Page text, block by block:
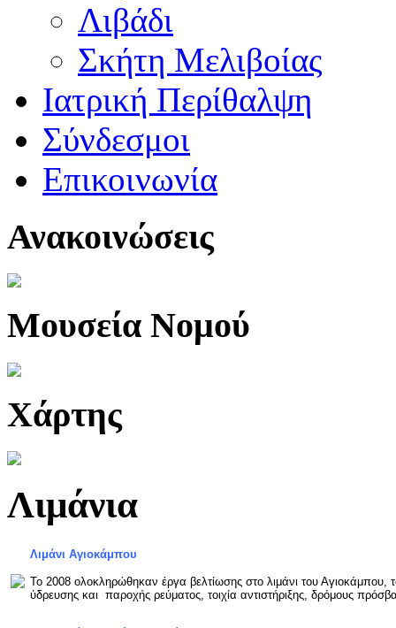
Λιβάδι
Σκήτη Μελιβοίας
Ιατρική Περίθαλψη
Σύνδεσμοι
Επικοινωνία
Ανακοινώσεις
Μουσεία Νομού
Χάρτης
Λιμάνια
Λιμάνι Αγιοκάμπου
Το 2008 ολοκληρώθηκαν έργα βελτίωσης στο λιμάνι του Αγιοκάμπου,
ύδρευσης και παροχής ρεύματος, τοιχία αντιστήριξης, δρόμους